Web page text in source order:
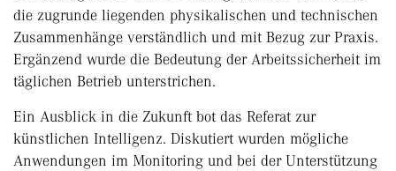
die zugrunde liegenden physikalischen und technischen
Zusammenhänge verständlich und mit Bezug zur Praxis.
Ergänzend wurde die Bedeutung der Arbeitssicherheit im
täglichen Betrieb unterstrichen.
Ein Ausblick in die Zukunft bot das Referat zur
künstlichen Intelligenz. Diskutiert wurden mögliche
Anwendungen im Monitoring und bei der Unterstützung